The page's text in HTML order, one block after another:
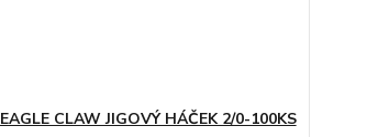
EAGLE CLAW JIGOVÝ HÁČEK 2/0-100KS